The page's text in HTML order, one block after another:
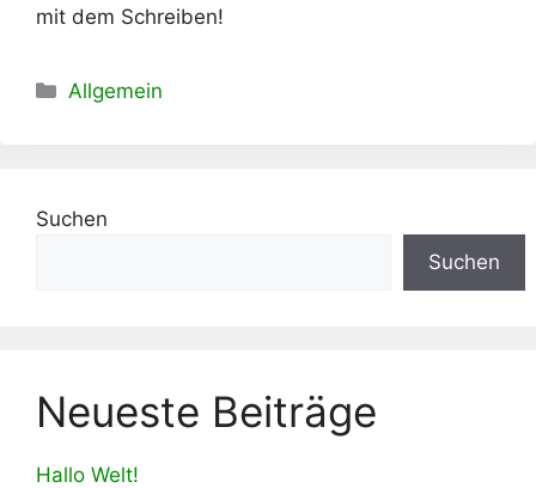
mit dem Schreiben!
Kategorien
Allgemein
Suchen
Suchen
Neueste Beiträge
Hallo Welt!